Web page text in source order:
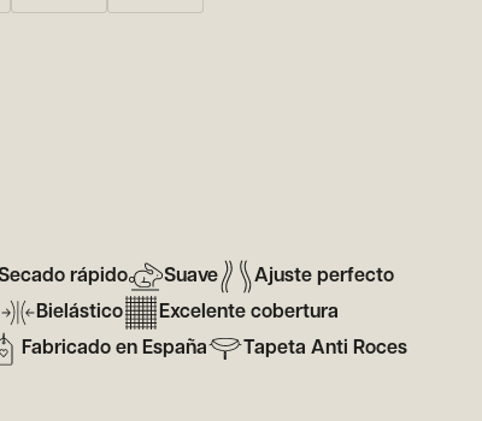
rápido Suave
Ajuste perfecto
Bielástico
Excelente cobertura
Fabricado en España
Tapeta Anti Roces